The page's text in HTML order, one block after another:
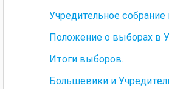
Учредительное собрание
Положение о выборах в
Итоги выборов.
Большевики и